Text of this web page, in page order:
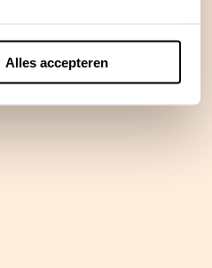
Alles accepteren